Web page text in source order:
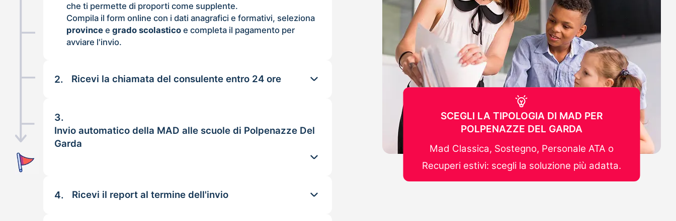
che ti permette di proporti come supplente.
Compila il form online con i dati anagrafici e formativi, seleziona
province egrado scolastico e completa il pagamento per
avviare l'invio.
2. Ricevi la chiamata del consulente entro 24 ore
3.
Invio automatico della MAD alle scuole di Polpenazze Del
Garda
4. Ricevi il report al termine dell'invio
SCEGLI LA TIPOLOGIA DI MAD PER
POLPENAZZE DEL GARDA
Mad Classica, Sostegno, Personale ATA o
Recuperi estivi: scegli la soluzione più adatta.